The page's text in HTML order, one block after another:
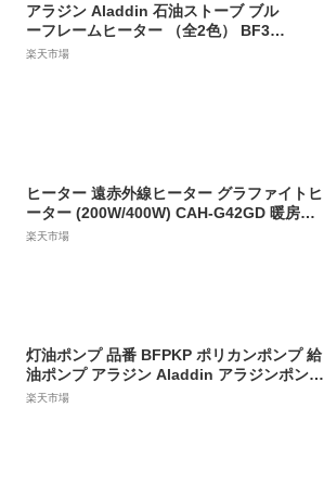
アラジン Aladdin 石油ストーブ ブル
ーフレームヒーター （全2色） BF391
1 木造7畳まで/コンクリート10畳まで
楽天市場
ヒーター 遠赤外線ヒーター グラファイトヒ
ーター (200W/400W) CAH-G42GD 暖房器
具 ヒーター グラファイトヒーター 遠赤外線
楽天市場
灯油ポンプ 品番 BFPKP ポリカンポンプ 給
油ポンプ アラジン Aladdin アラジンポンプ
おしゃれ アラジンストーブ アラジン石油ス
楽天市場